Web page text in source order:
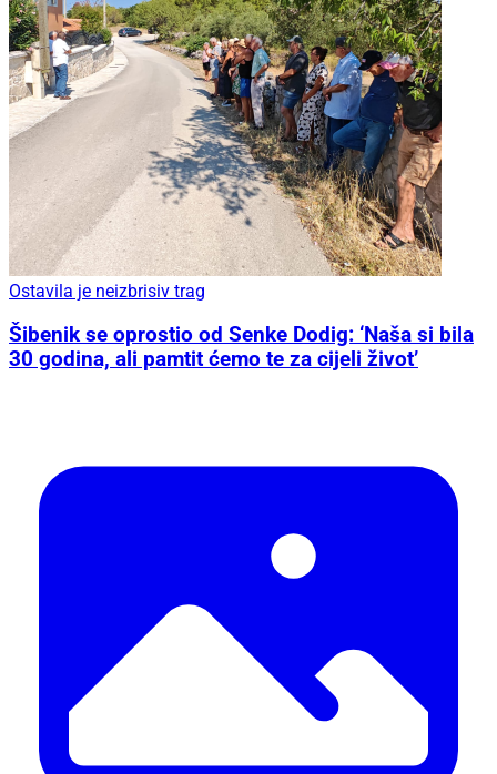
Ostavila je neizbrisiv trag
Šibenik se oprostio od Senke Dodig: ‘Naša si bila
30 godina, ali pamtit ćemo te za cijeli život’